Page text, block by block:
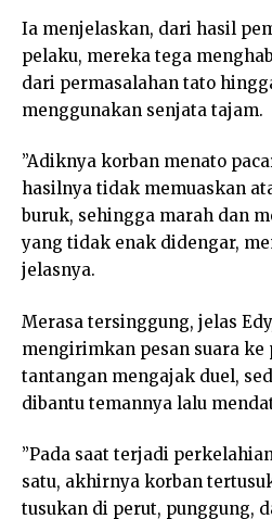
Ia menjelaskan, dari hasil
pelaku, mereka tega
dari permasalahan tato
menggunakan senjata tajam.
”Adiknya korban menato
hasilnya tidak memuaskan
buruk, sehingga marah dan
yang tidak enak didengar,
jelasnya.
Merasa tersinggung, jelas
mengirimkan pesan suara ke
tantangan mengajak duel,
dibantu temannya lalu
”Pada saat terjadi
satu, akhirnya korban
tusukan di perut, punggung,